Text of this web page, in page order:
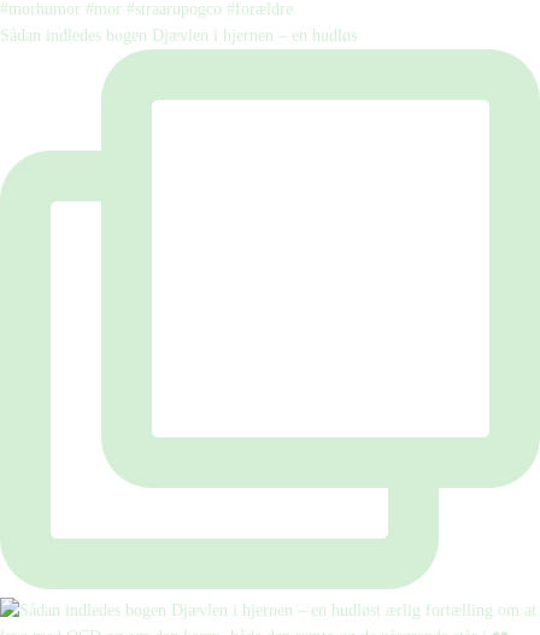
Sådan indledes bogen Djævlen i hjernen – en hudløs